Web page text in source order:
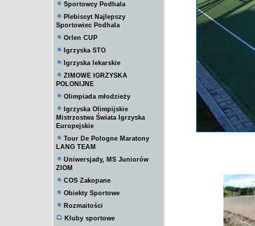
Sportowcy Podhala
Plebiscyt Najlepszy
Sportowiec Podhala
Orlen CUP
Igrzyska STO
Igrzyska lekarskie
ZIMOWE IGRZYSKA
POLONIJNE
Olimpiada młodzieży
Igrzyska Olimpijskie
Mistrzostwa Świata Igrzyska
Europejskie
Tour De Pologne Maratony
LANG TEAM
Uniwersjady, MS Juniorów
ZIOM
COS Zakopane
Obiekty Sportowe
Rozmaitości
Kluby sportowe